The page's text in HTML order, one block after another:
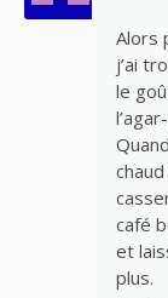
Alors
j’ai
le
café
et
plus.